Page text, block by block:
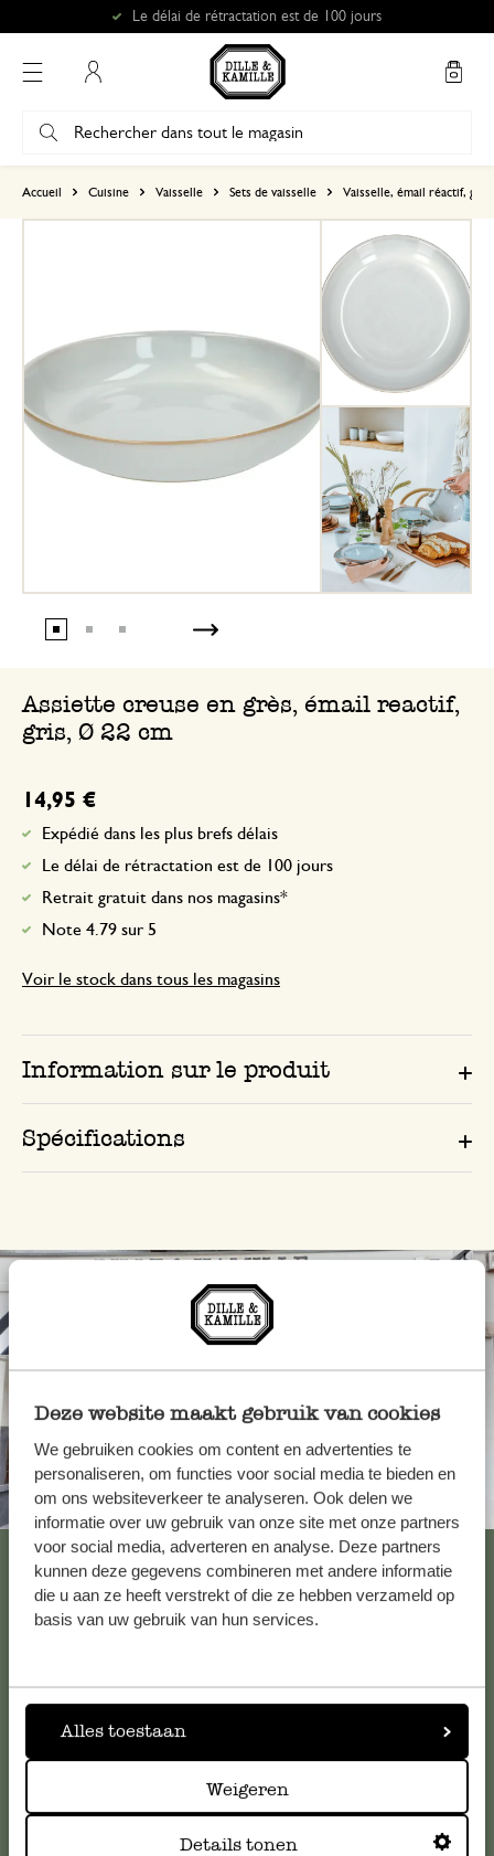
Deze website maakt gebruik van cookies
We gebruiken cookies om content en advertenties te
personaliseren, om functies voor social media te bieden en
om ons websiteverkeer te analyseren. Ook delen we
informatie over uw gebruik van onze site met onze partners
voor social media, adverteren en analyse. Deze partners
kunnen deze gegevens combineren met andere informatie
die u aan ze heeft verstrekt of die ze hebben verzameld op
basis van uw gebruik van hun services.
Alles toestaan
Weigeren
Details tonen
Le délai de rétractation est de 100 jours
Accueil Cuisine Vaisselle Sets de vaisselle Vaisselle, émail réactif, grès
Assiette creuse en grès, émail reactif,
gris, Ø 22 cm
14,95 €
Expédié dans les plus brefs délais
Le délai de rétractation est de 100 jours
Retrait gratuit dans nos magasins*
Note 4.79 sur 5
Voir le stock dans tous les magasins
Information sur le produit
Spécifications
Toujours à proximité
Voir les 62 magasins
Pour toute question ou demande de conseil ou d’aide,
veuillez contacter notre service clientèle. Ou retrouvez ici
nos réponses auxquestions les plus fréquemment posées.